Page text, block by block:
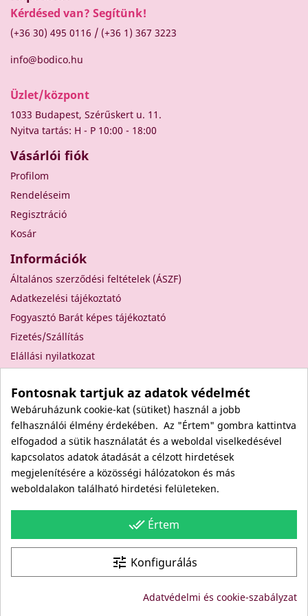
Kérdésed van? Segítünk!
(+36 30) 495 0116 / (+36 1) 367 3223
info@bodico.hu
Üzlet/központ
1033 Budapest, Szérűskert u. 11.
Nyitva tartás: H - P 10:00 - 18:00
Vásárlói fiók
Profilom
Rendeléseim
Regisztráció
Kosár
Információk
Általános szerződési feltételek (ÁSZF)
Adatkezelési tájékoztató
Fogyasztó Barát képes tájékoztató
Fizetés/Szállítás
Elállási nyilatkozat
Rólunk
Kapcsolat
Viszonteladóknak
Kövess minket itt is!
Facebook
Site protected by reCAPTCHA.
© Copyright: Since 1994- "EDU" és "JUDY" Bt. - BODICO
Fontosnak tartjuk az adatok védelmét
Webáruházunk cookie-kat (sütiket) használ a jobb
felhasználói élmény érdekében. Az "Értem" gombra kattintva
elfogadod a sütik használatát és a weboldal viselkedésével
kapcsolatos adatok átadását a célzott hirdetések
megjelenítésére a közösségi hálózatokon és más
weboldalakon található hirdetési felületeken.
done_all Értem
tune Konfigurálás
Adatvédelmi és cookie-szabályzat